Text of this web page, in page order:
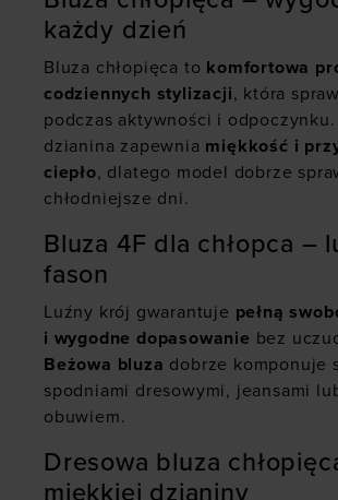
każdy dzień
Bluza chłopięca to komfortowa
codziennych stylizacji, która
podczas aktywności i
dzianina zapewnia miękkość i
ciepło, dlatego model dobrze
chłodniejsze dni.
Bluza 4F dla chłopca –
fason
Luźny krój gwarantuje pełną
i wygodne dopasowanie bez
Beżowa bluza dobrze komponuje
spodniami dresowymi, jeansami
obuwiem.
Dresowa bluza
miękkiej dzianiny